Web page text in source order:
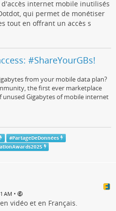
d'accès internet mobile inutilisés
qui permet de monétiser
tout en offrant un accès s
#ShareYourGBs!
from your mobile data plan?
the first ever marketplace
Gigabytes of mobile internet
#PartageDeDonnées
AM •
en vidéo et en Français.